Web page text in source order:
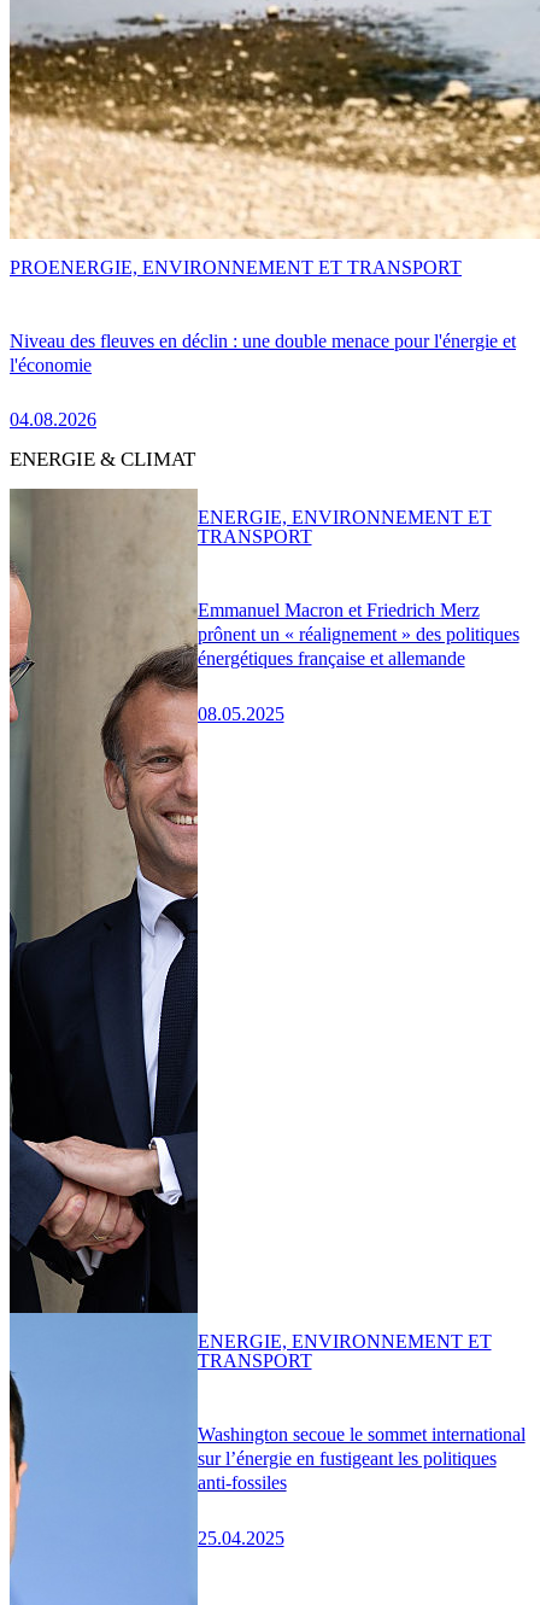
Niveau des fleuves en déclin : une double menace pour l'énergie et
l'économie
04.08.2026
PROENERGIE, ENVIRONNEMENT ET TRANSPORT
ENERGIE & CLIMAT
Emmanuel Macron et Friedrich Merz
prônent un « réalignement » des politiques
énergétiques française et allemande
08.05.2025
ENERGIE, ENVIRONNEMENT ET
TRANSPORT
Washington secoue le sommet international
sur l’énergie en fustigeant les politiques
anti-fossiles
25.04.2025
ENERGIE, ENVIRONNEMENT ET
TRANSPORT